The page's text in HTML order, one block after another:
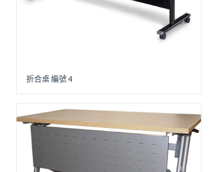
折合桌 編號 4